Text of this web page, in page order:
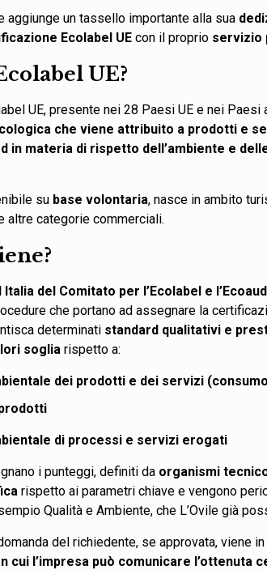
aggiunge un tassello importante alla sua
Ecolabel UE con il proprio servizio
UE?
UE, presente nei 28 Paesi UE e nei
che viene attribuito a prodotti e
in materia di rispetto dell’ambiente e
su base volontaria, nasce in ambito
altre categorie commerciali.
del Comitato per l’Ecolabel e
che portano ad assegnare la
determinati standard qualitativi e
soglia rispetto a:
dei prodotti e dei servizi
di processi e servizi erogati
i punteggi, definiti da organismi
rispetto ai parametri chiave e vengono
Qualità e Ambiente, che L’Ovile già
del richiedente, se approvata, viene
cui l’impresa può comunicare l’ottenuta